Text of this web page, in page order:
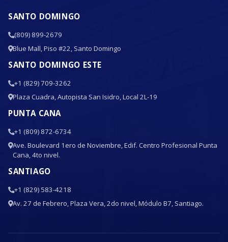
SANTO DOMINGO
(809) 899-2679
Blue Mall, Piso #22, Santo Domingo
SANTO DOMINGO ESTE
+1 (829) 709-3262
Plaza Cuadra, Autopista San Isidro, Local 2L-19
PUNTA CANA
+1 (809) 872-6734
Ave. Boulevard 1ero de Noviembre, Edif. Centro Profesional Punta
Cana, 4to nivel.
SANTIAGO
+1 (829) 583-4218
Av. 27 de Febrero, Plaza Vera, 2do nivel, Módulo B7, Santiago.